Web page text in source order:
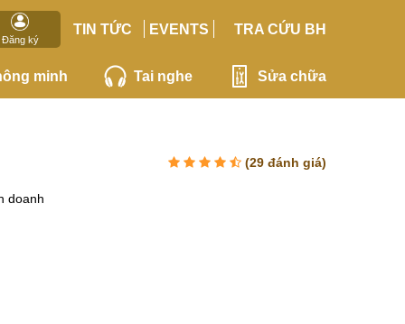
Đăng ký
TIN TỨC EVENTS TRA CỨU BH
minh Tai nghe Sửa chữa
(29 đánh giá)
doanh